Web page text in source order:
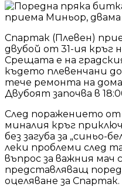
Спартак (Плевен)
двубой от 31-ия кръг
Срещата е на
където плевенчани
тече ремонта на
Двубоят започва в
След поражението от
миналия кръг
без загуба за „синьо-
леки проблеми след
въпрос за важния мач
представляващ
оцеляване за Спартак.